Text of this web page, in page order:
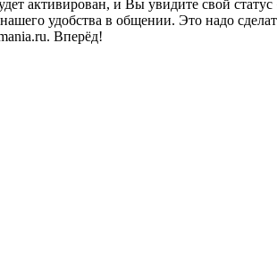
активирован, и Вы увидите свой
удобства в общении. Это надо
Вперёд!